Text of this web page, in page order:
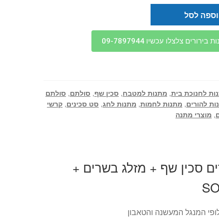
לסל
בירורים צלצלו עכשיו 09-7897944
לחנוכת בית, מתנות למטבח, סכין שף, סולתם, סולתם
להורים, מתנות לחמות, מתנות לחג, סט סכינים,קרשי
, מוצרי מתנה
סכין שף + מזלג בשרים +
המנגל המעשנה והטאבון